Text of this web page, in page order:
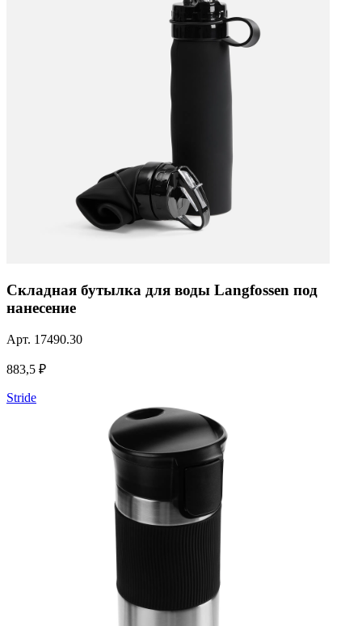
Складная бутылка для воды Langfossen под
нанесение
Арт. 17490.30
883,5 ₽
Stride